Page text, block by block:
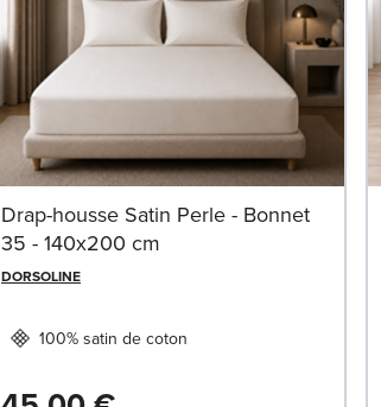
Drap-housse Satin Perle - Bonnet
35 - 140x200 cm
DORSOLINE
100% satin de coton